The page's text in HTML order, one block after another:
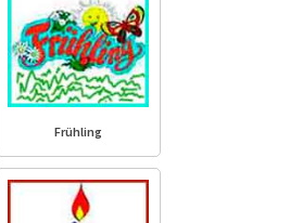
Frühling